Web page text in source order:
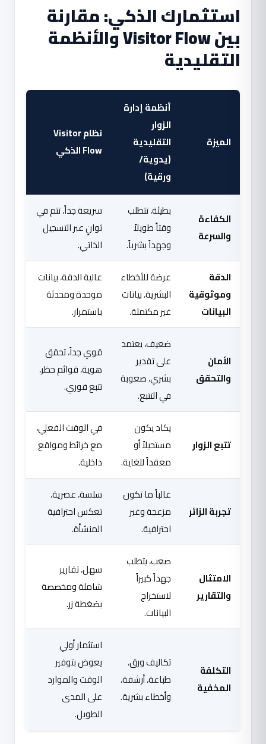
استثمارك الذكي: مقارنة
بين Visitor Flow والأنظمة
التقليدية
الميزة
أنظمة إدارة
الزوار
التقليدية
(يدوية/
ورقية)
نظام Visitor
Flow الذكي
الكفاءة
والسرعة
بطيئة، تتطلب
وقتاً طويلاً
وجهداً بشرياً.
سريعة جداً، تتم في
ثوانٍ عبر التسجيل
الذاتي.
الدقة
وموثوقية
البيانات
عرضة للأخطاء
البشرية، بيانات
غير مكتملة.
عالية الدقة، بيانات
موحدة ومحدثة
باستمرار.
الأمان
والتحقق
ضعيف، يعتمد
على تقدير
بشري، صعوبة
في التتبع.
قوي جداً، تحقق
هوية، قوائم حظر،
تتبع فوري.
تتبع الزوار
يكاد يكون
مستحيلاً أو
معقداً للغاية.
في الوقت الفعلي،
مع خرائط ومواقع
داخلية.
تجربة الزائر
غالباً ما تكون
مزعجة وغير
احترافية.
سلسة، عصرية،
تعكس احترافية
المنشأة.
الامتثال
والتقارير
صعب، يتطلب
جهداً كبيراً
لاستخراج
البيانات.
سهل، تقارير
شاملة ومخصصة
بضغطة زر.
التكلفة
المخفية
تكاليف ورق،
طباعة، أرشفة،
وأخطاء بشرية.
استثمار أولي
يعوض بتوفير
الوقت والموارد
على المدى
الطويل.